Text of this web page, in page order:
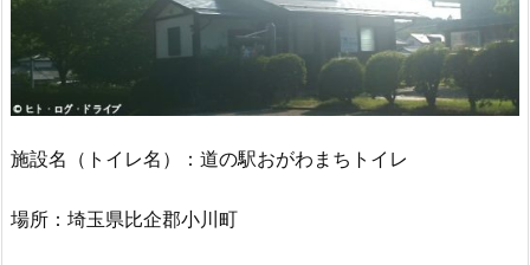
施設名（トイレ名）：道の駅おがわまちトイレ
場所：埼玉県比企郡小川町